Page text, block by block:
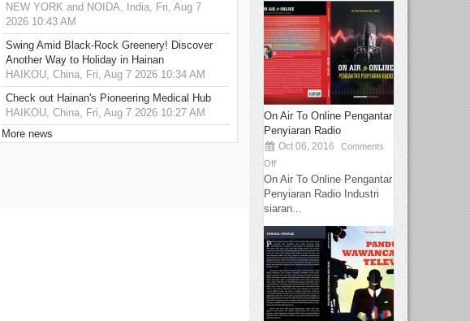
NEW YORK and NOIDA, India, Fri, Aug 7
2026 10:43 AM
Swing Amid Black‑Rock Greenery! Discover
Another Way to Holiday in Hainan
HAIKOU, China, Fri, Aug 7 2026 10:34 AM
Check out Hainan's Pioneering Medical Hub
HAIKOU, China, Fri, Aug 7 2026 10:27 AM
More news
On Air To Online Pengantar
Penyiaran Radio
Oct 06, 2016
Comments
Off
On Air To Online Pengantar
Penyiaran Radio Industri
siaran...